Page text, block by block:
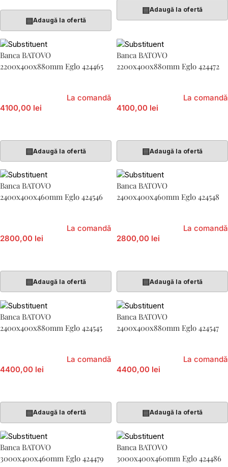
▤Adaugă la ofertă
▤Adaugă la ofertă
Banca BATOVO
2200x400x880mm Eglo 424465
4100,00 lei
La comandă
▤Adaugă la ofertă
Banca BATOVO
2200x400x880mm Eglo 424472
4100,00 lei
La comandă
▤Adaugă la ofertă
Banca BATOVO
2400x400x460mm Eglo 424546
2800,00 lei
La comandă
▤Adaugă la ofertă
Banca BATOVO
2400x400x460mm Eglo 424548
2800,00 lei
La comandă
▤Adaugă la ofertă
Banca BATOVO
2400x400x880mm Eglo 424545
4400,00 lei
La comandă
▤Adaugă la ofertă
Banca BATOVO
2400x400x880mm Eglo 424547
4400,00 lei
La comandă
▤Adaugă la ofertă
Banca BATOVO
3000x400x460mm Eglo 424479
Banca BATOVO
3000x400x460mm Eglo 424486